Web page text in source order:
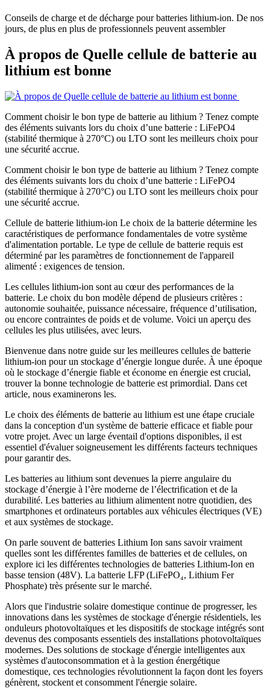
Conseils de charge et de décharge pour batteries lithium-ion. De nos
jours, de plus en plus de professionnels peuvent assembler
À propos de Quelle cellule de batterie au
lithium est bonne
Comment choisir le bon type de batterie au lithium ? Tenez compte
des éléments suivants lors du choix d’une batterie : LiFePO4
(stabilité thermique à 270°C) ou LTO sont les meilleurs choix pour
une sécurité accrue.
Comment choisir le bon type de batterie au lithium ? Tenez compte
des éléments suivants lors du choix d’une batterie : LiFePO4
(stabilité thermique à 270°C) ou LTO sont les meilleurs choix pour
une sécurité accrue.
Cellule de batterie lithium-ion Le choix de la batterie détermine les
caractéristiques de performance fondamentales de votre système
d'alimentation portable. Le type de cellule de batterie requis est
déterminé par les paramètres de fonctionnement de l'appareil
alimenté : exigences de tension.
Les cellules lithium-ion sont au cœur des performances de la
batterie. Le choix du bon modèle dépend de plusieurs critères :
autonomie souhaitée, puissance nécessaire, fréquence d’utilisation,
ou encore contraintes de poids et de volume. Voici un aperçu des
cellules les plus utilisées, avec leurs.
Bienvenue dans notre guide sur les meilleures cellules de batterie
lithium-ion pour un stockage d’énergie longue durée. À une époque
où le stockage d’énergie fiable et économe en énergie est crucial,
trouver la bonne technologie de batterie est primordial. Dans cet
article, nous examinerons les.
Le choix des éléments de batterie au lithium est une étape cruciale
dans la conception d'un système de batterie efficace et fiable pour
votre projet. Avec un large éventail d'options disponibles, il est
essentiel d'évaluer soigneusement les différents facteurs techniques
pour garantir des.
Les batteries au lithium sont devenues la pierre angulaire du
stockage d’énergie à l’ère moderne de l’électrification et de la
durabilité. Les batteries au lithium alimentent notre quotidien, des
smartphones et ordinateurs portables aux véhicules électriques (VE)
et aux systèmes de stockage.
On parle souvent de batteries Lithium Ion sans savoir vraiment
quelles sont les différentes familles de batteries et de cellules, on
explore ici les différentes technologies de batteries Lithium-Ion en
basse tension (48V). La batterie LFP (LiFePO₄, Lithium Fer
Phosphate) très présente sur le marché.
Alors que l'industrie solaire domestique continue de progresser, les
innovations dans les systèmes de stockage d'énergie résidentiels, les
onduleurs photovoltaïques et les dispositifs de stockage intégrés sont
devenus des composants essentiels des installations photovoltaïques
modernes. Des solutions de stockage d'énergie intelligentes aux
systèmes d'autoconsommation et à la gestion énergétique
domestique, ces technologies révolutionnent la façon dont les foyers
génèrent, stockent et consomment l'énergie solaire.